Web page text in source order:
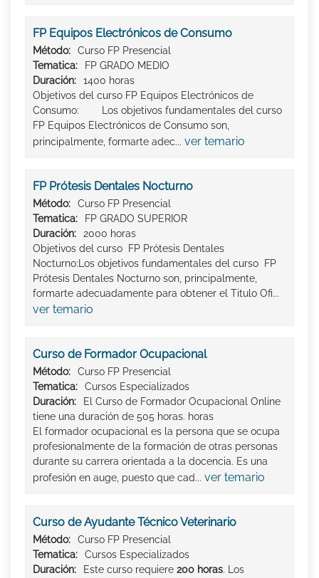
FP Equipos Electrónicos de Consumo
Método:
Curso FP Presencial
Tematica:
FP GRADO MEDIO
Duración:
1400 horas
Objetivos del curso FP Equipos Electrónicos de
Consumo: Los objetivos fundamentales del curso
FP Equipos Electrónicos de Consumo son,
principalmente, formarte adec... ver temario
FP Prótesis Dentales Nocturno
Método:
Curso FP Presencial
Tematica:
FP GRADO SUPERIOR
Duración:
2000 horas
Objetivos del curso FP Prótesis Dentales
Nocturno:Los objetivos fundamentales del curso FP
Prótesis Dentales Nocturno son, principalmente,
formarte adecuadamente para obtener el Titulo Ofi...
ver temario
Curso de Formador Ocupacional
Método:
Curso FP Presencial
Tematica:
Cursos Especializados
Duración:
El Curso de Formador Ocupacional Online
tiene una duración de 505 horas. horas
El formador ocupacional es la persona que se ocupa
profesionalmente de la formación de otras personas
durante su carrera orientada a la docencia. Es una
profesión en auge, puesto que cad... ver temario
Curso de Ayudante Técnico Veterinario
Método:
Curso FP Presencial
Tematica:
Cursos Especializados
Duración:
Este curso requiere 200 horas. Los